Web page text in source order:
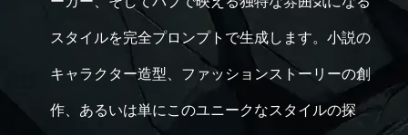
スタイルを完全プロンプトで生成します。小説の
キャラクター造型、ファッションストーリーの創
作、あるいは単にこのユニークなスタイルの探